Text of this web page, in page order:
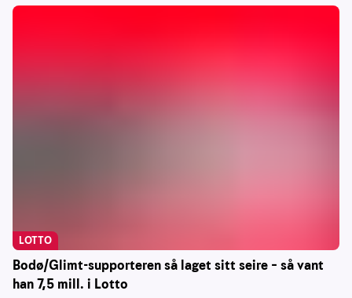
Bodø/Glimt-supporteren så laget sitt seire – så vant
han 7,5 mill. i Lotto
LOTTO